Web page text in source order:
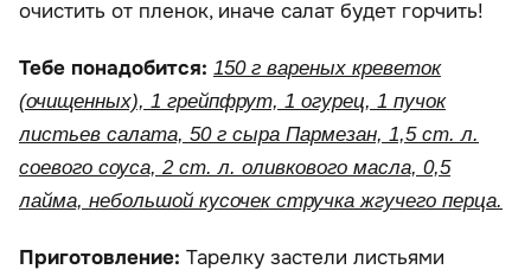
очистить от пленок, иначе салат будет горчить!
Тебе понадобится: 150 г вареных креветок
(очищенных), 1 грейпфрут, 1 огурец, 1 пучок
листьев салата, 50 г сыра Пармезан, 1,5 ст. л.
соевого соуса, 2 ст. л. оливкового масла, 0,5
лайма, небольшой кусочек стручка жгучего перца.
Приготовление: Тарелку застели листьями